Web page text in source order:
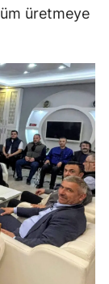
üretmeye